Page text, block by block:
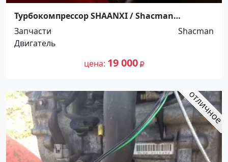
Турбокомпрессор SHAANXI / Shacman
Краснодар
Запчасти
Shacman
Двигатель
цена 19 000